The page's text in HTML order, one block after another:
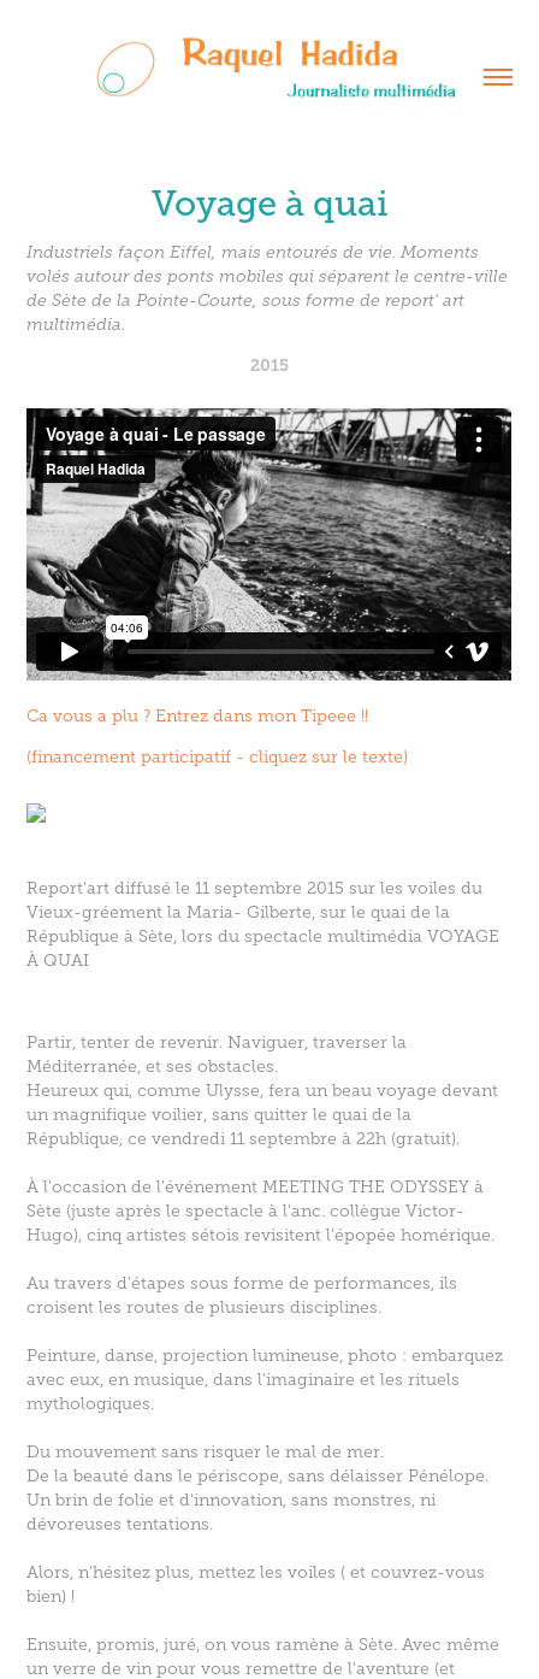
Voyage à quai
Industriels façon Eiffel, mais entourés de vie. Moments
volés autour des ponts mobiles qui séparent le centre-ville
de Sète de la Pointe-Courte, sous forme de report' art
multimédia.
2015
Ca vous a plu ? Entrez dans mon Tipeee !!
(financement participatif - cliquez sur le texte)
Report'art diffusé le 11 septembre 2015 sur les voiles du
Vieux-gréement la Maria- Gilberte, sur le quai de la
République à Sète, lors du spectacle multimédiaVOYAGE
À QUAI
Partir, tenter de revenir. Naviguer, traverser la
Méditerranée, et ses obstacles.
Heureux qui, comme Ulysse, fera un beau voyage devant
un magnifique voilier, sans quitter le quai de la
République, ce vendredi 11 septembre à 22h (gratuit).
À l'occasion de l'événement MEETING THE ODYSSEY à
Sète (juste après le spectacle à l'anc. collègue Victor-
Hugo), cinq artistes sétois revisitent l'épopée homérique.
Au travers d'étapes sous forme de performances, ils
croisent les routes de plusieurs disciplines.
Peinture, danse, projection lumineuse, photo : embarquez
avec eux, en musique, dans l'imaginaire et les rituels
mythologiques.
Du mouvement sans risquer le mal de mer.
De la beauté dans le périscope, sans délaisser Pénélope.
Un brin de folie et d'innovation, sans monstres, ni
dévoreuses tentations.
Alors, n'hésitez plus, mettez les voiles ( et couvrez-vous
bien) !
Ensuite, promis, juré, on vous ramène à Sète. Avec même
un verre de vin pour vous remettre de l'aventure (et